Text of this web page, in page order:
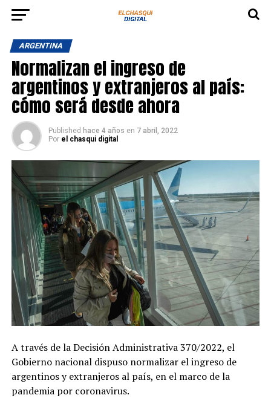
ARGENTINA
Normalizan el ingreso de
argentinos y extranjeros al país:
cómo será desde ahora
Published hace 4 años en 7 abril, 2022
Por el chasqui digital
A través de la Decisión Administrativa 370/2022, el
Gobierno nacional dispuso normalizar el ingreso de
argentinos y extranjeros al país, en el marco de la
pandemia por coronavirus.